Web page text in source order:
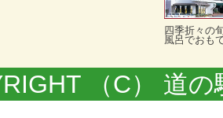
四季折々の
風呂でおも
（C） 道